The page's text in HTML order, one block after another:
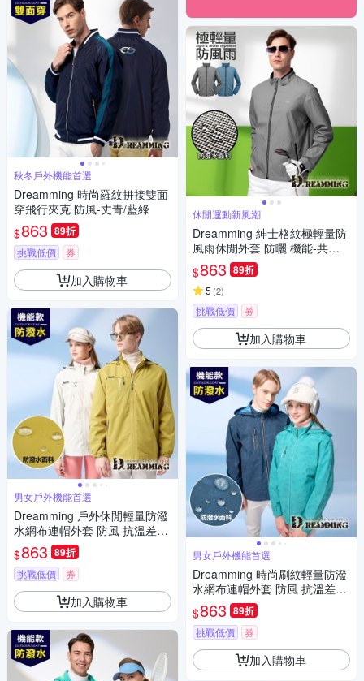
秋冬戶外機能首選
Dreamming 時尚羅紋拼接雙面
穿飛行夾克 防風-丈青/藍綠
$863 89折
挑戰低價 券
加入購物車
男女戶外機能首選
Dreamming 戶外休閒輕量防潑
水網布連帽外套 防風 抗溫差-
共二色
$863 89折
挑戰低價 券
加入購物車
休閒運動新風潮
Dreamming 紳士格紋極輕量防
風雨休閒外套 防曬 機能-共二
色
$863 89折
5 (2)
挑戰低價 券
加入購物車
男女戶外機能首選
Dreamming 時尚刷紋輕量防潑
水網布連帽外套 防風 抗溫差-
共二色
$863 89折
挑戰低價 券
加入購物車